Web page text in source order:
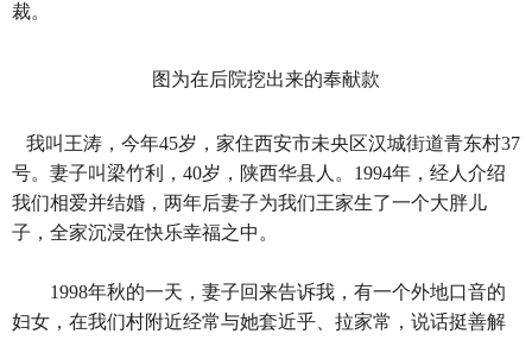
裁。
图为在后院挖出来的奉献款
我叫王涛，今年45岁，家住西安市未央区汉城街道青东村37
号。妻子叫梁竹利，40岁，陕西华县人。1994年，经人介绍
我们相爱并结婚，两年后妻子为我们王家生了一个大胖儿
子，全家沉浸在快乐幸福之中。
1998年秋的一天，妻子回来告诉我，有一个外地口音的
妇女，在我们村附近经常与她套近乎、拉家常，说话挺善解